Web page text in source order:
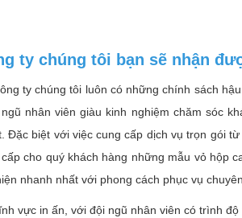
ty chúng tôi bạn sẽ nhận
ty chúng tôi luôn có những chính sách
nhân viên giàu kinh nghiệm chăm sóc
biệt với việc cung cấp dịch vụ trọn gói
cho quý khách hàng những mẫu vỏ hộp
nhanh nhất với phong cách phục vụ
vực in ấn, với đội ngũ nhân viên có trình